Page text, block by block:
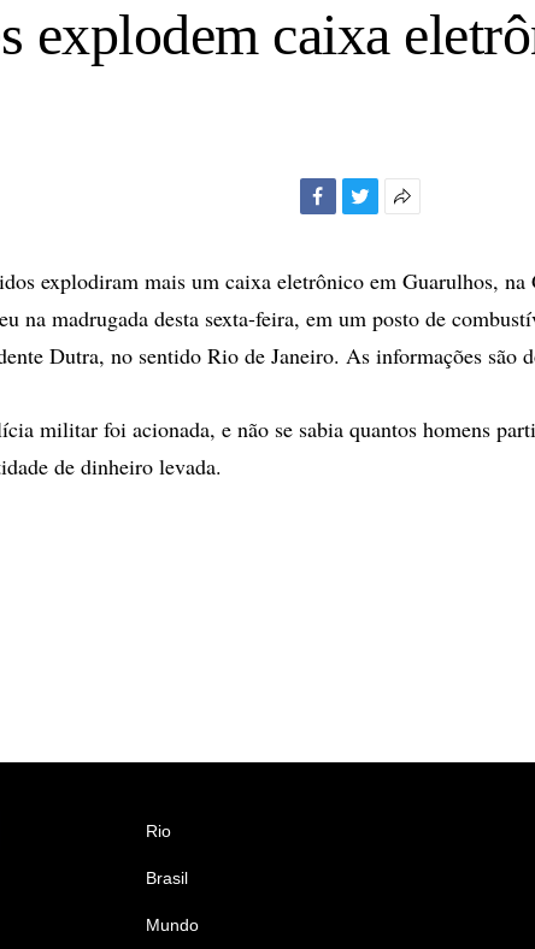
explodem caixa
compartilhamento
explodiram mais um caixa eletrônico em Guarulhos, na
na madrugada desta sexta-feira, em um posto de
Dutra, no sentido Rio de Janeiro. As informações são
militar foi acionada, e não se sabia quantos homens
de dinheiro levada.
Rio
Brasil
Mundo